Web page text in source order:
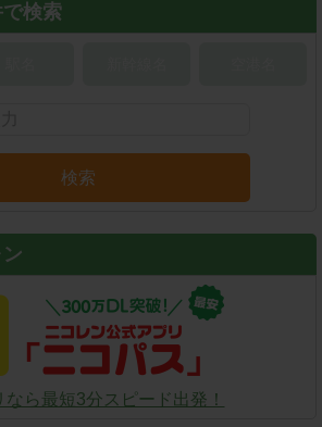
検索
検索
ら最短3分スピード出発！